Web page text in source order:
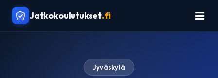
Jatkokoulutukset.fi
Jyväskylä